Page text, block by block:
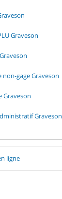
Graveson
gage Graveson
Graveson
Graveson
ligne